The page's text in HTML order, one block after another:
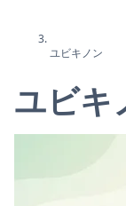
ユビキノン
ユビキ